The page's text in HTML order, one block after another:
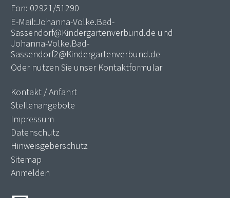
Fon: 02921/51290
E-Mail:Johanna-Volke.Bad-
Sassendorf@Kindergartenverbund.de und
Johanna-Volke.Bad-
Sassendorf2@Kindergartenverbund.de
Oder nutzen Sie unser Kontaktformular
Kontakt / Anfahrt
Stellenangebote
Impressum
Datenschutz
Hinweisgeberschutz
Sitemap
Anmelden